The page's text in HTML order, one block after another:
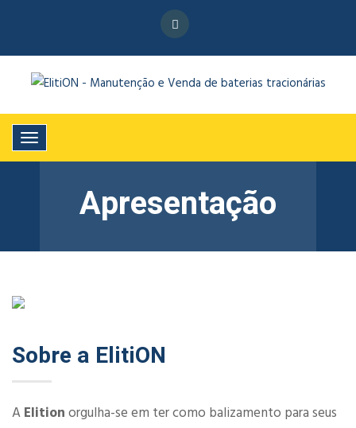
Apresentação
Sobre a ElitiON
A Elition orgulha-se em ter como balizamento para seus